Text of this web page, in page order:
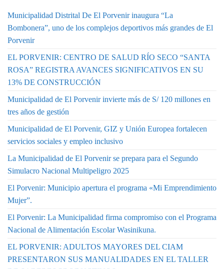
Municipalidad Distrital De El Porvenir inaugura “La
Bombonera”, uno de los complejos deportivos más grandes de El
Porvenir
EL PORVENIR: CENTRO DE SALUD RÍO SECO “SANTA
ROSA” REGISTRA AVANCES SIGNIFICATIVOS EN SU
13% DE CONSTRUCCIÓN
Municipalidad de El Porvenir invierte más de S/ 120 millones en
tres años de gestión
Municipalidad de El Porvenir, GIZ y Unión Europea fortalecen
servicios sociales y empleo inclusivo
La Municipalidad de El Porvenir se prepara para el Segundo
Simulacro Nacional Multipeligro 2025
El Porvenir: Municipio apertura el programa «Mi Emprendimiento
Mujer”.
El Porvenir: La Municipalidad firma compromiso con el Programa
Nacional de Alimentación Escolar Wasinikuna.
EL PORVENIR: ADULTOS MAYORES DEL CIAM
PRESENTARON SUS MANUALIDADES EN EL TALLER